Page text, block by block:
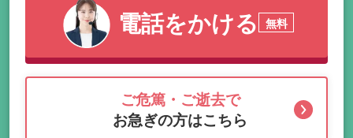
電話をかける 無料
ご危篤・ご逝去で
お急ぎの方はこちら